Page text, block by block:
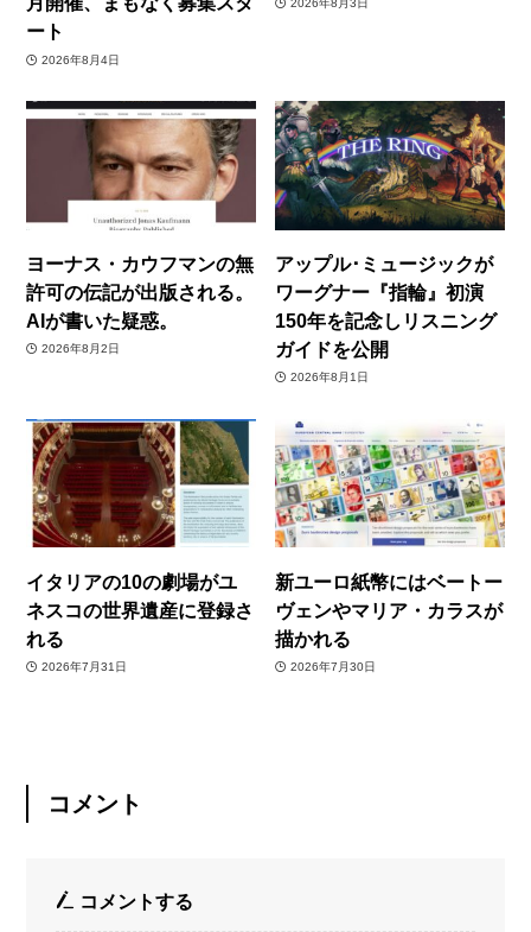
ート
2026年8月4日
2026年8月3日
ヨーナス・カウフマンの無
許可の伝記が出版される。
AIが書いた疑惑。
2026年8月2日
アップル･ミュージックが
ワーグナー『指輪』初演
150年を記念しリスニング
ガイドを公開
2026年8月1日
イタリアの10の劇場がユ
ネスコの世界遺産に登録さ
れる
2026年7月31日
新ユーロ紙幣にはベートー
ヴェンやマリア・カラスが
描かれる
2026年7月30日
コメント
コメントする